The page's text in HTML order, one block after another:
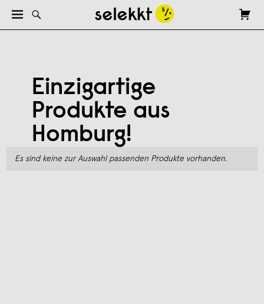
Einzigartige
Produkte aus
Homburg!
Es sind keine zur Auswahl passenden Produkte vorhanden.